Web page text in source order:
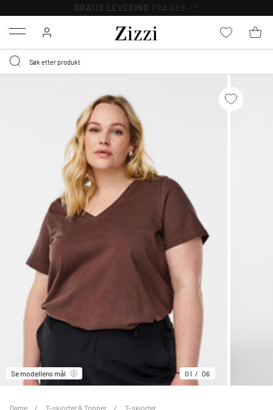
GRATIS LEVERING FRA 699,- *
Menu
Se modellens mål 01 06
Dame T-skjorter & Topper T-skjorter